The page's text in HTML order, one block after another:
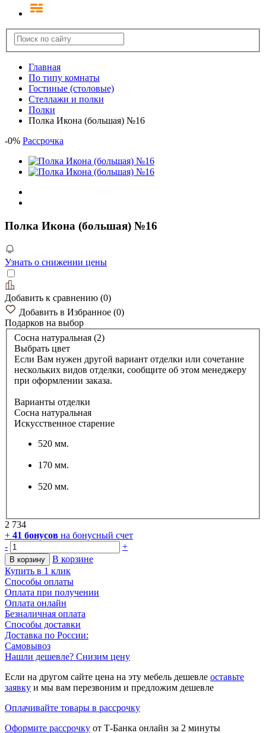
Главная
По типу комнаты
Гостиные (столовые)
Стеллажи и полки
Полки
Полка Икона (большая) №16
-0% Рассрочка
Полка Икона (большая) №16
Узнать о снижении цены
Добавить к сравнению (0)
Добавить в Избранное (0)
Подарков на выбор
Сосна натуральная (2)
Выбрать цвет
Если Вам нужен другой вариант отделки или сочетание
нескольких видов отделки, сообщите об этом менеджеру
при оформлении заказа.
Варианты отделки
Сосна натуральная
Искусственное старение
520 мм.
170 мм.
520 мм.
2 734
+ 41 бонусов на бонусный счет
-
+
В корзину
В корзине
Купить в 1 клик
Способы оплаты
Оплата при получении
Оплата онлайн
Безналичная оплата
Способы доставки
Доставка по России:
Самовывоз
Нашли дешевле? Снизим цену
Если на другом сайте цена на эту мебель дешевле оставьте
заявку и мы вам перезвоним и предложим дешевле
Оплачивайте товары в рассрочку
Оформите рассрочку от Т-Банка онлайн за 2 минуты